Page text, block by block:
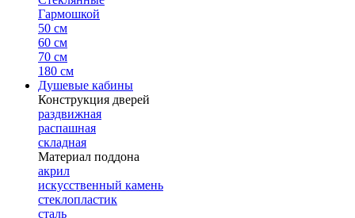
Гармошкой
50 см
60 см
70 см
180 см
Душевые кабины
Конструкция дверей
раздвижная
распашная
складная
Материал поддона
акрил
искусственный камень
стеклопластик
сталь